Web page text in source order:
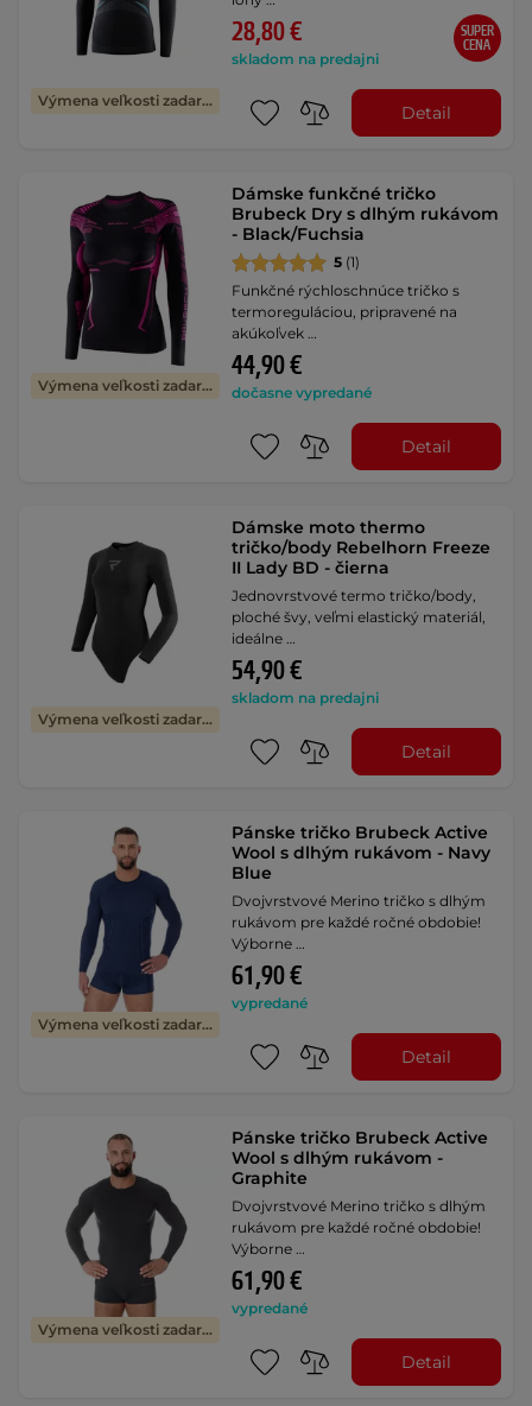
Výmena veľkosti zadarmo
28,80 €
skladom na predajni
SUPER
CENA
Detail
Výmena veľkosti zadarmo
Dámske funkčné tričko
Brubeck Dry s dlhým rukávom
- Black/Fuchsia
5 (1)
Funkčné rýchloschnúce tričko s
termoreguláciou, pripravené na
akúkoľvek …
44,90 €
dočasne vypredané
Detail
Výmena veľkosti zadarmo
Dámske moto thermo
tričko/body Rebelhorn Freeze
II Lady BD - čierna
Jednovrstvové termo tričko/body,
ploché švy, veľmi elastický materiál,
ideálne …
54,90 €
skladom na predajni
Detail
Výmena veľkosti zadarmo
Pánske tričko Brubeck Active
Wool s dlhým rukávom - Navy
Blue
Dvojvrstvové Merino tričko s dlhým
rukávom pre každé ročné obdobie!
Výborne …
61,90 €
vypredané
Detail
Výmena veľkosti zadarmo
Pánske tričko Brubeck Active
Wool s dlhým rukávom -
Graphite
Dvojvrstvové Merino tričko s dlhým
rukávom pre každé ročné obdobie!
Výborne …
61,90 €
vypredané
Detail